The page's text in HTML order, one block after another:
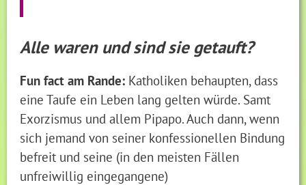
Alle waren und sind sie getauft?
Fun fact am Rande: Katholiken behaupten, dass
eine Taufe ein Leben lang gelten würde. Samt
Exorzismus und allem Pipapo. Auch dann, wenn
sich jemand von seiner konfessionellen Bindung
befreit und seine (in den meisten Fällen
unfreiwillig eingegangene)